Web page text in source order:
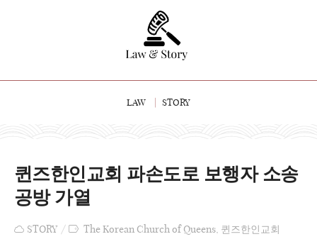
LAW STORY
퀸즈한인교회 파손도로 보행자 소송
공방 가열
STORY The Korean Church of Queens, 퀸즈한인교회